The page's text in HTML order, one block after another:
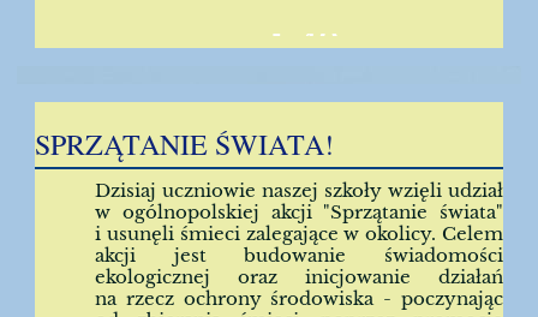
40
SPRZĄTANIE ŚWIATA!
Dzisiaj uczniowie naszej szkoły wzięli udział
w ogólnopolskiej akcji "Sprzątanie świata"
i usunęli śmieci zalegające w okolicy. Celem
akcji jest budowanie świadomości
ekologicznej oraz inicjowanie działań
na rzecz ochrony środowiska - poczynając